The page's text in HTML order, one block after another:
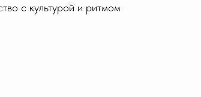
с культурой и ритмом